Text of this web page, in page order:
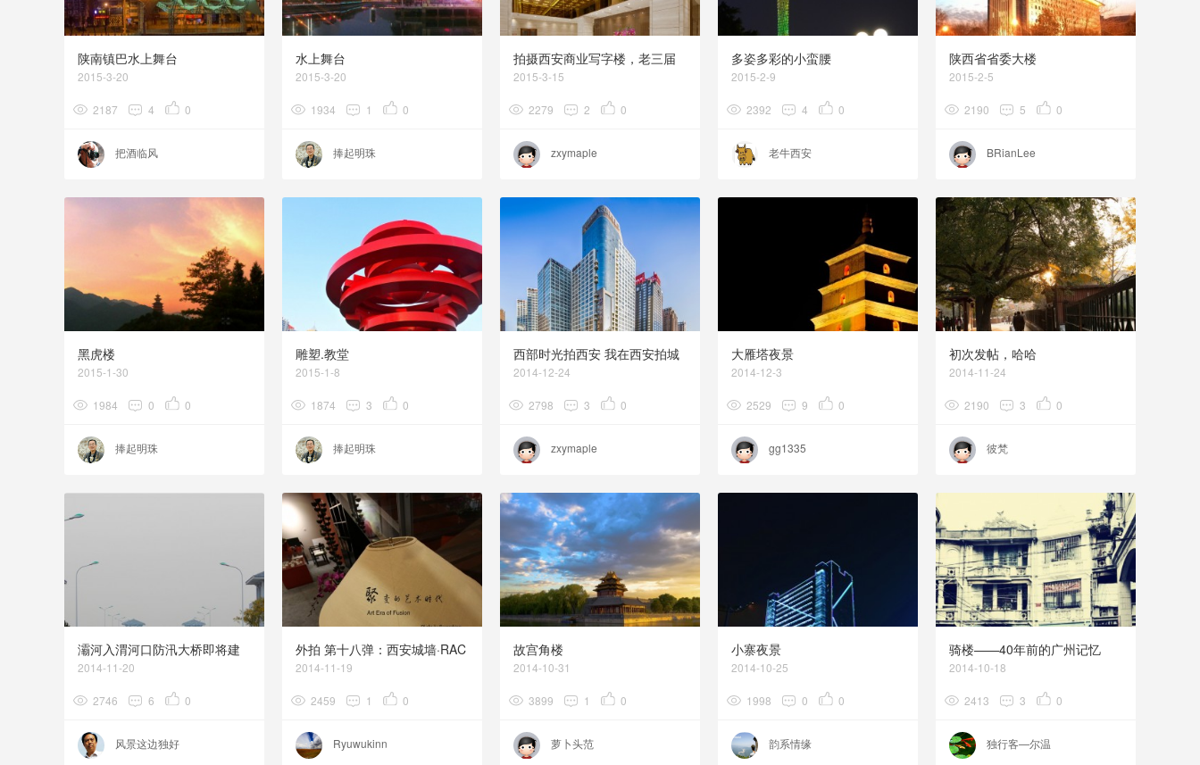
陕南镇巴水上舞台
2015-3-20
2187 4 0
把酒临风
水上舞台
2015-3-20
1934 1 0
捧起明珠
拍摄西安商业写字楼，老三届
首座，摄影图片
2015-3-15
2279 2 0
zxymaple
多姿多彩的小蛮腰
2015-2-9
2392 4 0
老牛西安
陕西省省委大楼
2015-2-5
2190 5 0
BRianLee
黑虎楼
2015-1-30
1984 0 0
捧起明珠
雕塑.教堂
2015-1-8
1874 3 0
捧起明珠
西部时光拍西安 我在西安拍城
市建筑风光 西安各处的建筑图
2014-12-24
2798 3 0
zxymaple
大雁塔夜景
2014-12-3
2529 9 0
gg1335
初次发帖，哈哈
2014-11-24
2190 3 0
彼梵
灞河入渭河口防汛大桥即将建
成通车（现场实拍）
2014-11-20
2746 6 0
风景这边独好
外拍 第十八弹：西安城墙·RAC
2014-11-19
2459 1 0
Ryuwukinn
故宫角楼
2014-10-31
3899 1 0
萝卜头范
小寨夜景
2014-10-25
1998 0 0
韵系情缘
骑楼——40年前的广州记忆
2014-10-18
2413 3 0
独行客—尔温